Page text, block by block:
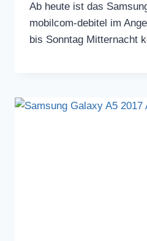
Ab heute ist das
mobilcom-debitel im
bis Sonntag Mitternacht